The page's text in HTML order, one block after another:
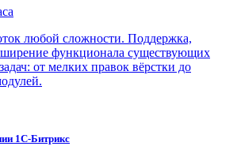
любой сложности. Поддержка,
функционала существующих
от мелких правок вёрстки до
1С-Битрикс